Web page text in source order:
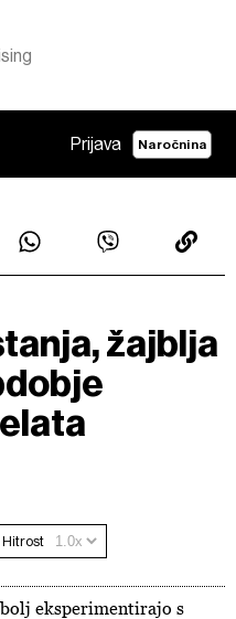
Prijava Naročnina
žajblja
Hitrost
eksperimentirajo s